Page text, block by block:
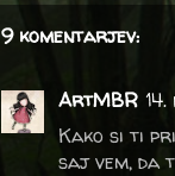
9 komentarjev:
ArtMBR
Kako si ti
saj vem, da